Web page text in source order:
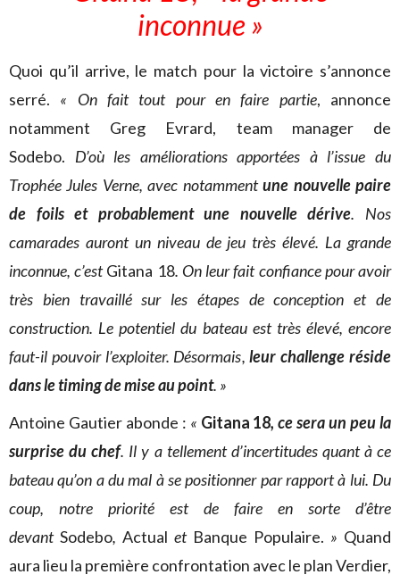
inconnue »
Quoi qu’il arrive, le match pour la victoire s’annonce
serré. « On fait tout pour en faire partie, annonce
notamment Greg Evrard, team manager de
Sodebo. D’où les améliorations apportées à l’issue du
Trophée Jules Verne, avec notammentune nouvelle paire
de foils et probablement une nouvelle dérive. Nos
camarades auront un niveau de jeu très élevé. La grande
inconnue, c’estGitana 18. On leur fait confiance pour avoir
très bien travaillé sur les étapes de conception et de
construction. Le potentiel du bateau est très élevé, encore
faut-il pouvoir l’exploiter. Désormais,leur challenge réside
dans le timing de mise au point. »
Antoine Gautier abonde : « Gitana 18, ce sera un peu la
surprise du chef. Il y a tellement d’incertitudes quant à ce
bateau qu’on a du mal à se positionner par rapport à lui. Du
coup, notre priorité est de faire en sorte d’être
devant Sodebo, Actual etBanque Populaire. » Quand
aura lieu la première confrontation avec le plan Verdier,